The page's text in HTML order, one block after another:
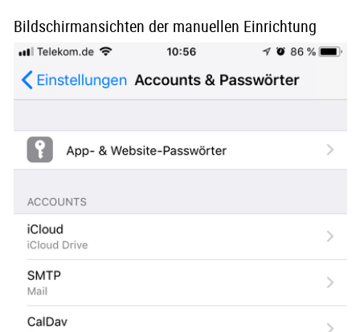
Bildschirmansichten der manuellen Einrichtung